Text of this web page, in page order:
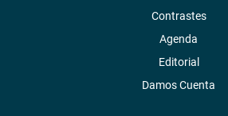
Contrastes
Agenda
Editorial
Damos Cuenta